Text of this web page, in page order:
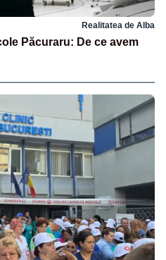
Realitatea de Alba
Păcuraru: De ce avem